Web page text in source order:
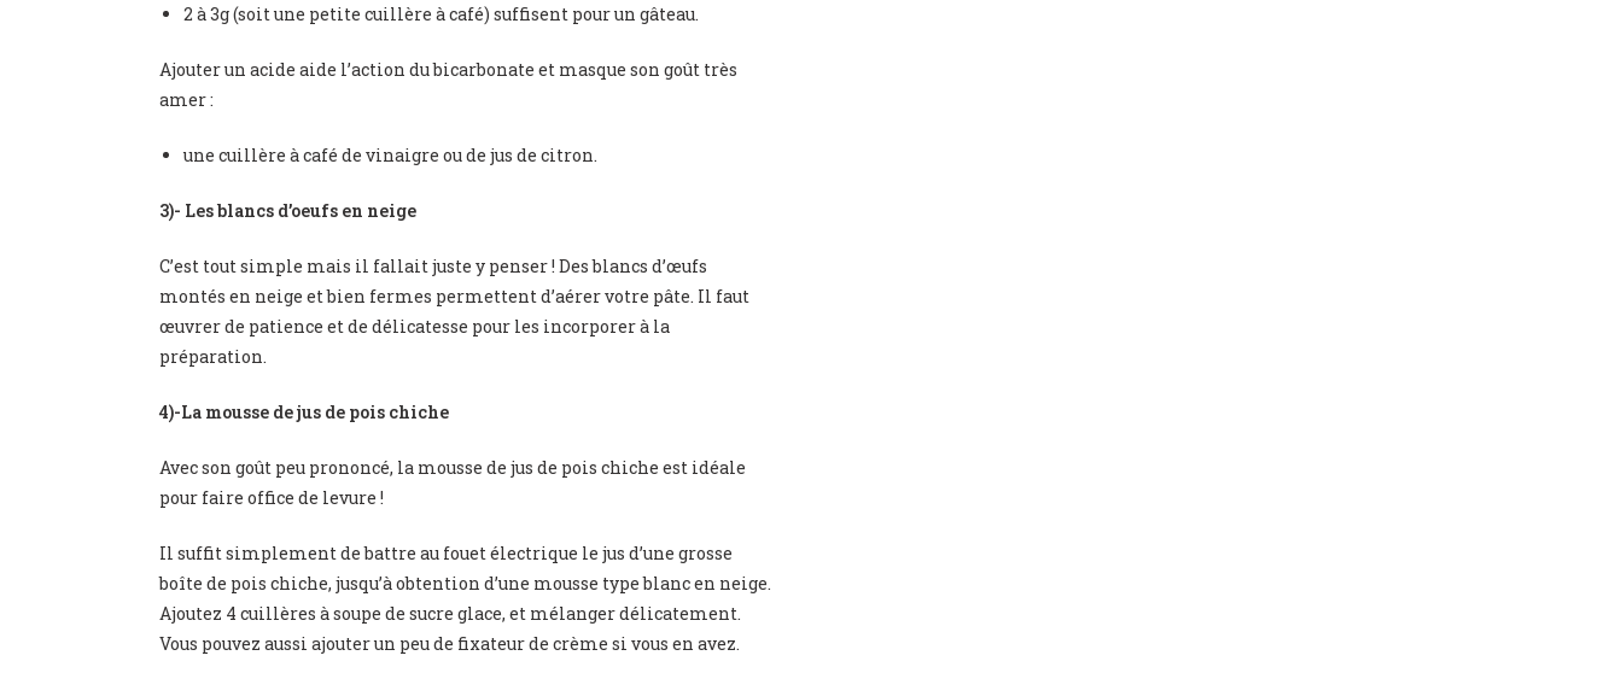
2 à 3g (soit une petite cuillère à café) suffisent pour un gâteau.
Ajouter un acide aide l’action du bicarbonate et masque son goût très
amer :
une cuillère à café de vinaigre ou de jus de citron.
3)- Les blancs d’oeufs en neige
C’est tout simple mais il fallait juste y penser ! Des blancs d’œufs
montés en neige et bien fermes permettent d’aérer votre pâte. Il faut
œuvrer de patience et de délicatesse pour les incorporer à la
préparation.
4)-La mousse de jus de pois chiche
Avec son goût peu prononcé, la mousse de jus de pois chiche est idéale
pour faire office de levure !
Il suffit simplement de battre au fouet électrique le jus d’une grosse
boîte de pois chiche, jusqu’à obtention d’une mousse type blanc en neige.
Ajoutez 4 cuillères à soupe de sucre glace, et mélanger délicatement.
Vous pouvez aussi ajouter un peu de fixateur de crème si vous en avez.